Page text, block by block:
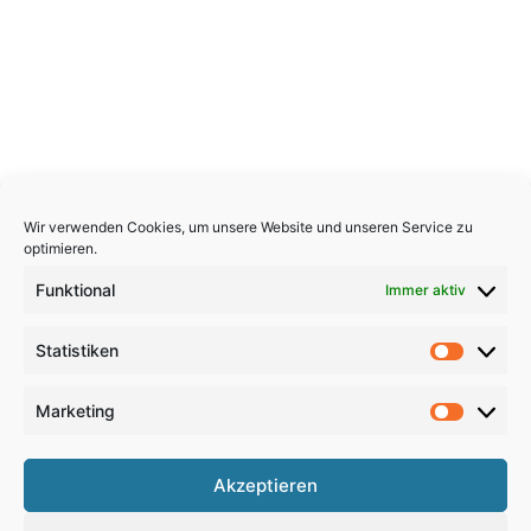
Wir verwenden Cookies, um unsere Website und unseren Service zu
optimieren.
Funktional Immer aktiv
Statistiken
Marketing
Akzeptieren
Copyright 2026, All Rights Reserved